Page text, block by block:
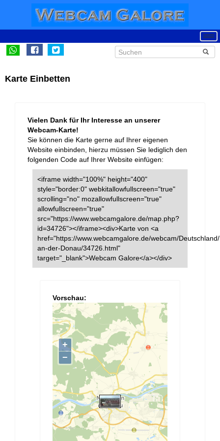
Karte Einbetten
Vielen Dank für Ihr Interesse an unserer
Webcam-Karte!
Sie können die Karte gerne auf Ihrer eigenen
Website einbinden, hierzu müssen Sie lediglich den
folgenden Code auf Ihrer Website einfügen:
<iframe width="100%" height="400"
style="border:0" webkitallowfullscreen="true"
scrolling="no" mozallowfullscreen="true"
allowfullscreen="true"
src="https://www.webcamgalore.de/map.php?
id=34726"></iframe><div>Karte von <a
href="https://www.webcamgalore.de/webcam/
an-der-Donau/34726.html"
target="_blank">Webcam Galore</a></div>
Vorschau: